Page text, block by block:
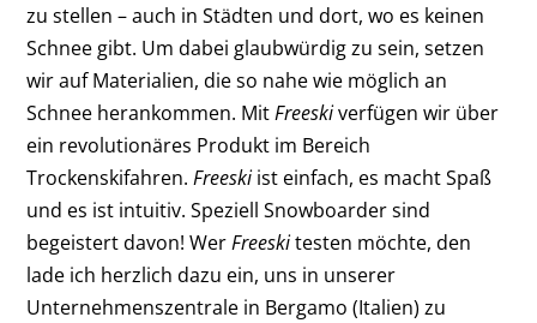
zu stellen – auch in Städten und dort, wo es keinen
Schnee gibt. Um dabei glaubwürdig zu sein, setzen
wir auf Materialien, die so nahe wie möglich an
Schnee herankommen. MitFreeskiverfügen wir über
ein revolutionäres Produkt im Bereich
Trockenskifahren.Freeskiist einfach, es macht Spaß
und es ist intuitiv. Speziell Snowboarder sind
begeistert davon! WerFreeskitesten möchte, den
lade ich herzlich dazu ein, uns in unserer
Unternehmenszentrale in Bergamo (Italien) zu